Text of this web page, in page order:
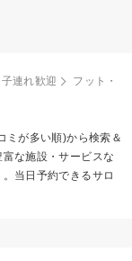
子連れ歓迎
フット・
ミが多い順)から検索＆
な施設・サービスな
当日予約できるサロ